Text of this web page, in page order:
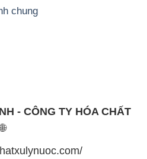
chung
- CÔNG TY HÓA CHẤT